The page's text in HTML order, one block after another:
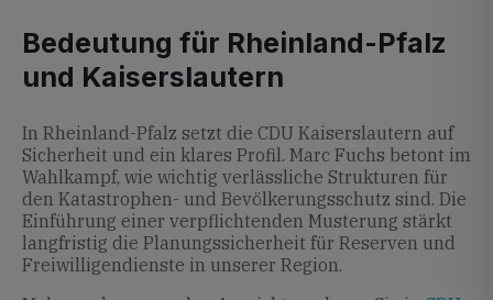
Bedeutung für Rheinland-Pfalz
und Kaiserslautern
In Rheinland-Pfalz setzt die CDU Kaiserslautern auf
Sicherheit und ein klares Profil. Marc Fuchs betont im
Wahlkampf, wie wichtig verlässliche Strukturen für
den Katastrophen- und Bevölkerungsschutz sind. Die
Einführung einer verpflichtenden Musterung stärkt
langfristig die Planungssicherheit für Reserven und
Freiwilligendienste in unserer Region.